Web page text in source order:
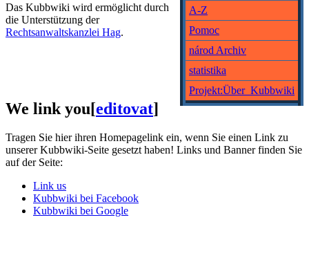
A-Z
Pomoc
národ Archiv
statistika
Projekt:Über_Kubbwiki
Das Kubbwiki wird ermöglicht durch
die Unterstützung der
Rechtsanwaltskanzlei Hag.
We link you[editovat]
Tragen Sie hier ihren Homepagelink ein, wenn Sie einen Link zu
unserer Kubbwiki-Seite gesetzt haben! Links und Banner finden Sie
auf der Seite:
Link us
Kubbwiki bei Facebook
Kubbwiki bei Google